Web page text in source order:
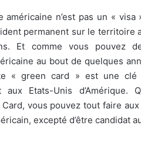
américaine n’est pas un « visa
permanent sur le territoire
Et comme vous pouvez
au bout de quelques
« green card » est une clé
aux Etats-Unis d’Amérique.
vous pouvez tout faire
excepté d’être candidat